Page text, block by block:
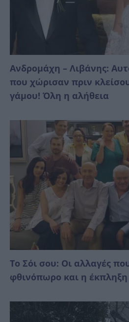
Ανδρομάχη – Λιβάνης:
που χώρισαν πριν
γάμου! Όλη η αλήθεια
Το Σόι σου: Οι αλλαγές
φθινόπωρο και η